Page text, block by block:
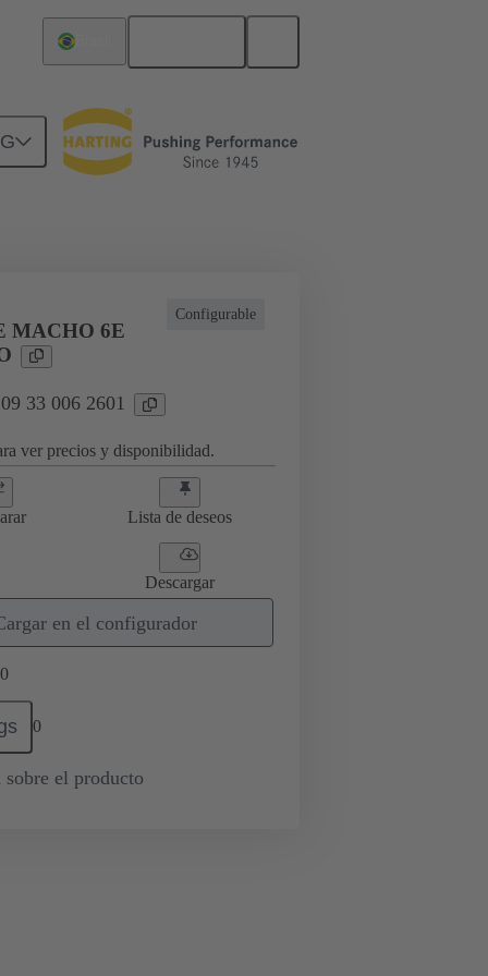
aplicaciones industriales
Configurable
MACHO 6E
33 006 2601
ver precios y disponibilidad.
Lista de deseos
Descargar
en el configurador
0
0
sobre el producto